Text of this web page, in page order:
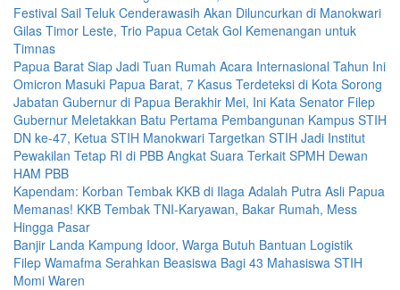
Festival Sail Teluk Cenderawasih Akan Diluncurkan di Manokwari
Gilas Timor Leste, Trio Papua Cetak Gol Kemenangan untuk
Timnas
Papua Barat Siap Jadi Tuan Rumah Acara Internasional Tahun Ini
Omicron Masuki Papua Barat, 7 Kasus Terdeteksi di Kota Sorong
Jabatan Gubernur di Papua Berakhir Mei, Ini Kata Senator Filep
Gubernur Meletakkan Batu Pertama Pembangunan Kampus STIH
DN ke-47, Ketua STIH Manokwari Targetkan STIH Jadi Institut
Pewakilan Tetap RI di PBB Angkat Suara Terkait SPMH Dewan
HAM PBB
Kapendam: Korban Tembak KKB di Ilaga Adalah Putra Asli Papua
Memanas! KKB Tembak TNI-Karyawan, Bakar Rumah, Mess
Hingga Pasar
Banjir Landa Kampung Idoor, Warga Butuh Bantuan Logistik
Filep Wamafma Serahkan Beasiswa Bagi 43 Mahasiswa STIH
Momi Waren